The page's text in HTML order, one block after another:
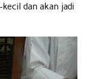
dan akan jadi